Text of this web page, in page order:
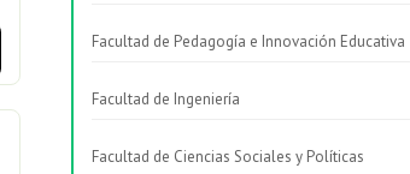
Facultad de Pedagogía e Innovación Educativa
Facultad de Ingeniería
Facultad de Ciencias Sociales y Políticas